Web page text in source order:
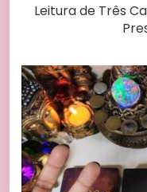
Leitura de Três